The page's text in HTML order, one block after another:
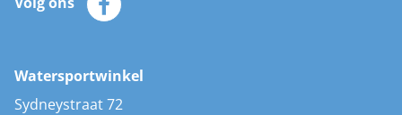
Zonnepanelen
AIS transponders
Stootwillen en fenders
Merken
Watersportwinkel
Sydneystraat 72